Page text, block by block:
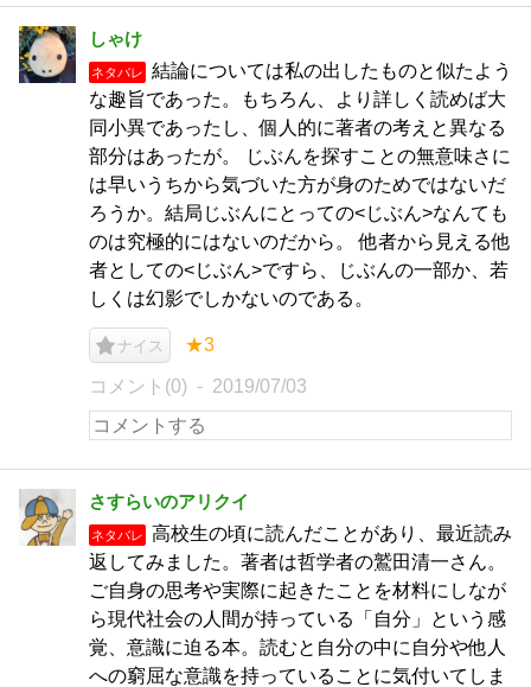
しゃけ
ネタバレ
結論については私の出したものと似たよう
な趣旨であった。もちろん、より詳しく読めば大
同小異であったし、個人的に著者の考えと異なる
部分はあったが。 じぶんを探すことの無意味さに
は早いうちから気づいた方が身のためではないだ
ろうか。結局じぶんにとっての<じぶん>なんても
のは究極的にはないのだから。 他者から見える他
者としての<じぶん>ですら、じぶんの一部か、若
しくは幻影でしかないのである。
ナイス ★3
コメント(0) 2019/07/03
さすらいのアリクイ
ネタバレ
高校生の頃に読んだことがあり、最近読み
返してみました。著者は哲学者の鷲田清一さん。
ご自身の思考や実際に起きたことを材料にしなが
ら現代社会の人間が持っている「自分」という感
覚、意識に迫る本。読むと自分の中に自分や他人
への窮屈な意識を持っていることに気付いてしま